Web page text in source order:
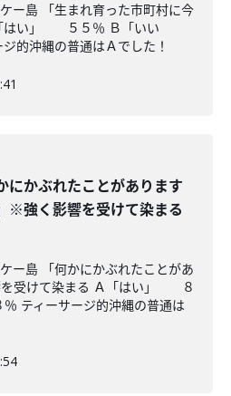
ー島 「生まれ育った市町村に今
はい」 ５５％ Ｂ「いい
的沖縄の普通はＡでした！
にかぶれたことがあります
※強く影響を受けて染まる
ー島 「何かにかぶれたことがあ
を受けて染まる Ａ「はい」 ８
ティーサージ的沖縄の普通は